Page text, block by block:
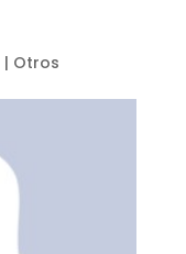
| Otros